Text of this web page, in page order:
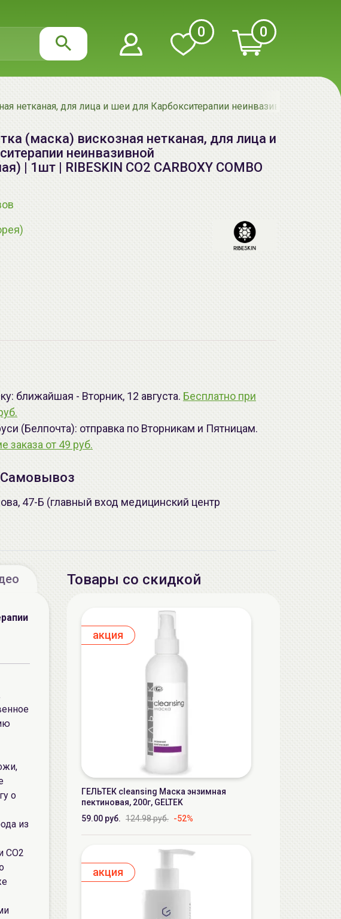
0 0
нетканая, для лица и шеи для Карбокситерапии неинвазивной
(маска) вискозная нетканая, для лица и
неинвазивной
| 1шт | RIBESKIN CO2 CARBOXY COMBO
ближайшая - Вторник, 12 августа. Бесплатно при
(Белпочта): отправка по Вторникам и Пятницам.
заказа от 49 руб.
47-Б (главный вход медицинский центр
о
из
CO2
Товары со скидкой
aкция
ГЕЛЬТЕК cleansing Маска энзимная
пектиновая, 200г, GELTEK
59.00 руб. 124.98 руб. -52%
aкция